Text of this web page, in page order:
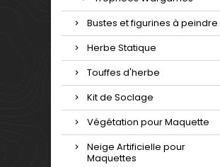
Bustes et figurines à peindre
Herbe Statique
Touffes d'herbe
Kit de Soclage
Végétation pour Maquette
Neige Artificielle pour
Maquettes